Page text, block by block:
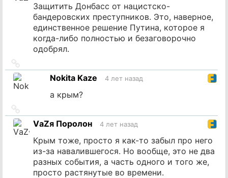
Защитить Донбасс от нацистско-
бандеровских преступников. Это, наверное,
единственное решение Путина, которое я
когда-либо полностью и безаговорочно
одобрял.
на
источникNokita Kaze 4 лет назад
а крым?
на
источник
VаZя Поролон 4 лет назад
Крым тоже, просто я как-то забыл про него
из-за навалившегося. Но вообще, это не два
разных события, а часть одного и того же,
просто растянутые во времени.